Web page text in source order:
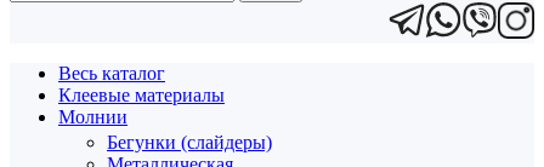
Весь каталог
Клеевые материалы
Молнии
Бегунки (слайдеры)